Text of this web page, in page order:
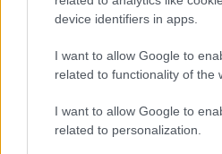
device identifiers in apps.
I want to allow Google to
related to functionality of the
I want to allow Google to
related to personalization.